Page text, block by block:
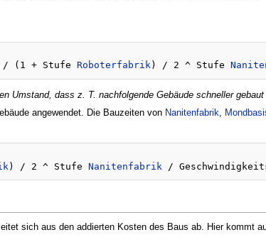
/ (1 + Stufe Roboterfabrik) / 2 ^ Stufe
Umstand, dass z. T. nachfolgende Gebäude schneller gebaut
angewendet. Die Bauzeiten von Nanitenfabrik,
) / 2 ^ Stufe Nanitenfabrik
sich aus den addierten Kosten des Baus ab. Hier kommt